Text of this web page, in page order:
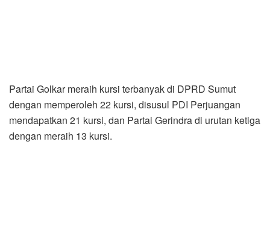
Partai Golkar meraih kursi terbanyak di DPRD Sumut
dengan memperoleh 22 kursi, disusul PDI Perjuangan
mendapatkan 21 kursi, dan Partai Gerindra di urutan ketiga
dengan meraih 13 kursi.